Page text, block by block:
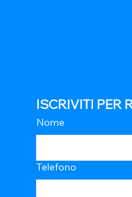
ISCRIVITI PER
Nome
Telefono